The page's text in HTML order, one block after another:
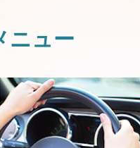
ニュー